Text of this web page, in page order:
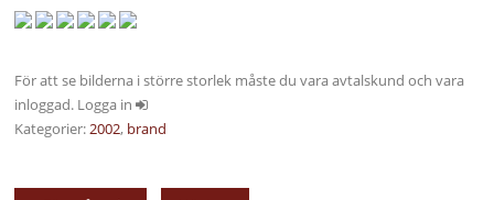
För att se bilderna i större storlek måste du vara avtalskund och vara
inloggad. Logga in
Kategorier:2002, brand